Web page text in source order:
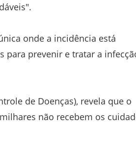
onde a incidência está
para prevenir e tratar a
de Doenças), revela que o
não recebem os